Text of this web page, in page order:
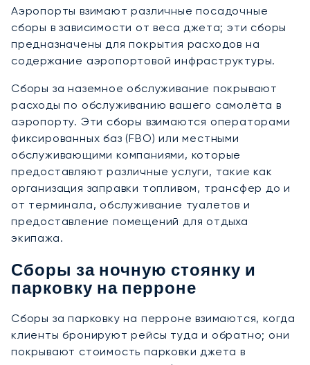
Аэропорты взимают различные посадочные
сборы в зависимости от веса джета; эти сборы
предназначены для покрытия расходов на
содержание аэропортовой инфраструктуры.
Сборы за наземное обслуживание покрывают
расходы по обслуживанию вашего самолёта в
аэропорту. Эти сборы взимаются операторами
фиксированных баз (FBO) или местными
обслуживающими компаниями, которые
предоставляют различные услуги, такие как
организация заправки топливом, трансфер до и
от терминала, обслуживание туалетов и
предоставление помещений для отдыха
экипажа.
Сборы за ночную стоянку и
парковку на перроне
Сборы за парковку на перроне взимаются, когда
клиенты бронируют рейсы туда и обратно; они
покрывают стоимость парковки джета в